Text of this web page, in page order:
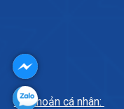
Tài khoản cá nhân: